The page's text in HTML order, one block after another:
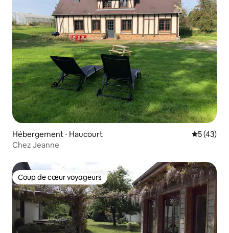
Hébergement ⋅ Haucourt
5 (43)
Chez Jeanne
Coup de cœur voyageurs
Coup de cœur voyageurs